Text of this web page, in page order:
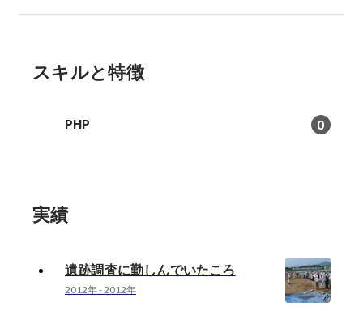
公開までは至らず挫折。
スキルと特徴
PHP 0
実績
遺跡調査に勤しんでいたころ
2012年-2012年